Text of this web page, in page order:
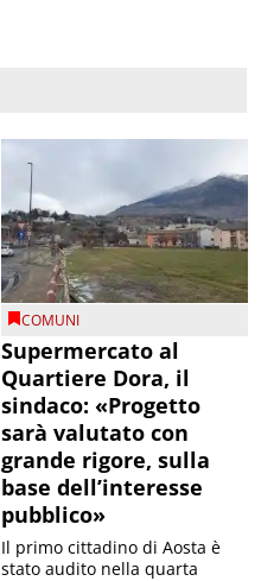
COMUNI
Supermercato al
Quartiere Dora, il
sindaco: «Progetto
sarà valutato con
grande rigore, sulla
base dell’interesse
pubblico»
Il primo cittadino di Aosta è
stato audito nella quarta